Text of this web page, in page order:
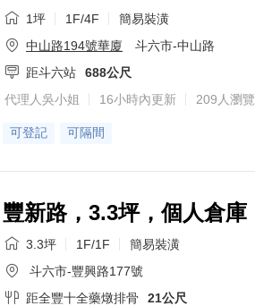
1坪 1F/4F
簡易裝潢
中山路194號華廈
斗六市-中山路
距斗六站
688公尺
代理人吳小姐
16小時內更新 209人瀏覽
可登記 可隔間
豐新路，3.3坪，個人倉庫
3.3坪 1F/1F
簡易裝潢
斗六市-豐興路177號
距全豐十全藥燉排骨
21公尺